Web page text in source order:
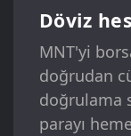
Döviz
MNT'yi
doğrudan
doğrulama
parayı